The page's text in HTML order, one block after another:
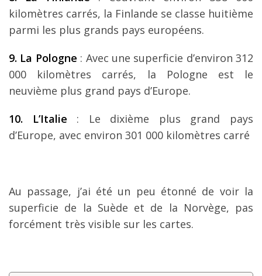
kilomètres carrés, la Finlande se classe huitième
parmi les plus grands pays européens.
9. La Pologne : Avec une superficie d’environ 312
000 kilomètres carrés, la Pologne est le
neuvième plus grand pays d’Europe.
10. L’Italie : Le dixième plus grand pays
d’Europe, avec environ 301 000 kilomètres carré
Au passage, j’ai été un peu étonné de voir la
superficie de la Suède et de la Norvège, pas
forcément très visible sur les cartes.